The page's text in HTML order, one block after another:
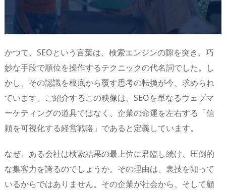
かつて、SEOという言葉は、検索エンジンの隙を突き、巧
妙な手段で順位を操作するテクニックの代名詞でした。し
かし、その認識を根底から覆す思考の転換が今、求められ
ています。ご紹介するこの映像は、SEOを単なるウェブマ
ーケティングの道具ではなく、企業の命運を左右する「信
頼を可視化する経営戦略」であると定義しています。
なぜ、ある会社は検索結果の最上位に君臨し続け、圧倒的
な集客力を誇るのでしょうか。その理由は、裏技を知って
いるからではありません。その企業が社会から、そして顧